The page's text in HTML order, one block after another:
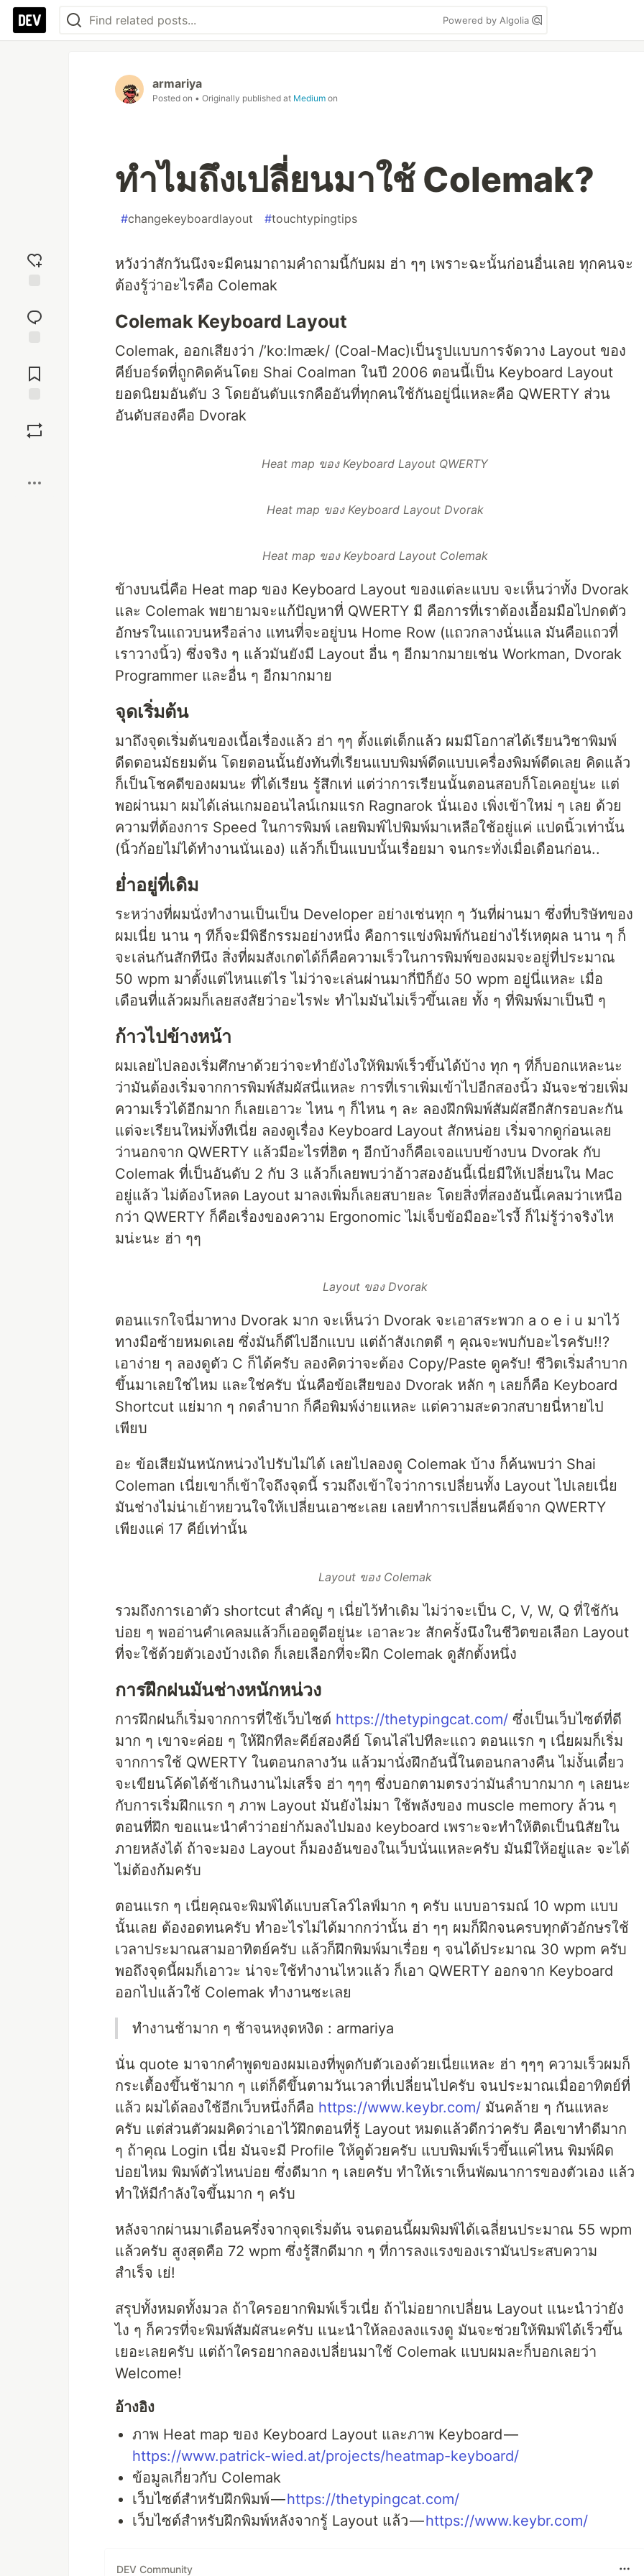
Powered by Algolia
reaction
Comments
armariya
Posted on • Originally published at Medium on
ทำไมถึงเปลี่ยนมาใช้ Colemak?
#changekeyboardlayout #touchtypingtips
หวังว่าสักวันนึงจะมีคนมาถามคำถามนี้กับผม ฮ่า ๆๆ เพราะฉะนั้นก่อนอื่นเลย ทุกคนจะ
ต้องรู้ว่าอะไรคือ Colemak
Colemak Keyboard Layout
Colemak, ออกเสียงว่า /’ko:lmæk/ (Coal-Mac)เป็นรูปแบบการจัดวาง Layout ของ
คีย์บอร์ดที่ถูกคิดค้นโดย Shai Coalman ในปี 2006 ตอนนี้เป็น Keyboard Layout
ยอดนิยมอันดับ 3 โดยอันดับแรกคืออันที่ทุกคนใช้กันอยู่นี่แหละคือ QWERTY ส่วน
อันดับสองคือ Dvorak
Heat map ของ Keyboard Layout QWERTY
Heat map ของ Keyboard Layout Dvorak
Heat map ของ Keyboard Layout Colemak
ข้างบนนี่คือ Heat map ของ Keyboard Layout ของแต่ละแบบ จะเห็นว่าทั้ง Dvorak
และ Colemak พยายามจะแก้ปัญหาที่ QWERTY มี คือการที่เราต้องเอื้อมมือไปกดตัว
อักษรในแถวบนหรือล่าง แทนที่จะอยู่บน Home Row (แถวกลางนั่นแล มันคือแถวที่
เราวางนิ้ว) ซึ่งจริง ๆ แล้วมันยังมี Layout อื่น ๆ อีกมากมายเช่น Workman, Dvorak
Programmer และอื่น ๆ อีกมากมาย
จุดเริ่มต้น
มาถึงจุดเริ่มต้นของเนื้อเรื่องแล้ว ฮ่า ๆๆ ตั้งแต่เด็กแล้ว ผมมีโอกาสได้เรียนวิชาพิมพ์
ดีดตอนมัธยมต้น โดยตอนนั้นยังทันที่เรียนแบบพิมพ์ดีดแบบเครื่องพิมพ์ดีดเลย คิดแล้ว
ก็เป็นโชคดีของผมนะ ที่ได้เรียน รู้สึกเท่ แต่ว่าการเรียนนั้นตอนสอบก็โอเคอยู่นะ แต่
พอผ่านมา ผมได้เล่นเกมออนไลน์เกมแรก Ragnarok นั่นเอง เพิ่งเข้าใหม่ ๆ เลย ด้วย
ความที่ต้องการ Speed ในการพิมพ์ เลยพิมพ์ไปพิมพ์มาเหลือใช้อยู่แค่ แปดนิ้วเท่านั้น
(นิ้วก้อยไม่ได้ทำงานนั่นเอง) แล้วก็เป็นแบบนั้นเรื่อยมา จนกระทั่งเมื่อเดือนก่อน..
ย่ำอยู่ที่เดิม
ระหว่างที่ผมนั่งทำงานเป็นเป็น Developer อย่างเช่นทุก ๆ วันที่ผ่านมา ซึ่งที่บริษัทของ
ผมเนี่ย นาน ๆ ทีก็จะมีพิธีกรรมอย่างหนึ่ง คือการแข่งพิมพ์กันอย่างไร้เหตุผล นาน ๆ ก็
จะเล่นกันสักทีนึง สิ่งที่ผมสังเกตได้ก็คือความเร็วในการพิมพ์ของผมจะอยู่ที่ประมาณ​
50 wpm มาตั้งแต่ไหนแต่ไร ไม่ว่าจะเล่นผ่านมากี่ปีก็ยัง 50 wpm อยู่นี่แหละ เมื่อ
เดือนที่แล้วผมก็เลยสงสัยว่าอะไรฟะ ทำไมมันไม่เร็วขึ้นเลย ทั้ง ๆ ที่พิมพ์มาเป็นปี ๆ
ก้าวไปข้างหน้า
ผมเลยไปลองเริ่มศึกษาด้วยว่าจะทำยังไงให้พิมพ์เร็วขึ้นได้บ้าง ทุก ๆ ที่ก็บอกแหละนะ
ว่ามันต้องเริ่มจากการพิมพ์สัมผัสนี่แหละ การที่เราเพิ่มเข้าไปอีกสองนิ้ว มันจะช่วยเพิ่ม
ความเร็วได้อีกมาก ก็เลยเอาวะ ไหน ๆ ก็ไหน ๆ ละ ลองฝึกพิมพ์สัมผัสอีกสักรอบละกัน
แต่จะเรียนใหม่ทั้งทีเนี่ย ลองดูเรื่อง Keyboard Layout สักหน่อย เริ่มจากดูก่อนเลย
ว่านอกจาก QWERTY แล้วมีอะไรที่ฮิต ๆ อีกบ้างก็คือเจอแบบข้างบน Dvorak กับ
Colemak ที่เป็นอันดับ 2 กับ 3 แล้วก็เลยพบว่าอ้าวสองอันนี้เนี่ยมีให้เปลี่ยนใน Mac
อยู่แล้ว ไม่ต้องโหลด Layout มาลงเพิ่มก็เลยสบายละ โดยสิ่งที่สองอันนี้เคลมว่าเหนือ
กว่า QWERTY ก็คือเรื่องของความ Ergonomic ไม่เจ็บข้อมืออะไรงี้ ก็ไม่รู้ว่าจริงไห
มน่ะนะ ฮ่า ๆๆ
Layout ของ Dvorak
ตอนแรกใจนี่มาทาง Dvorak มาก จะเห็นว่า Dvorak จะเอาสระพวก a o e i u มาไว้
ทางมือซ้ายหมดเลย ซึ่งมันก็ดีไปอีกแบบ แต่ถ้าสังเกตดี ๆ คุณจะพบกับอะไรครับ!!?
เอาง่าย ๆ ลองดูตัว C ก็ได้ครับ ลองคิดว่าจะต้อง Copy/Paste ดูครับ! ชีวิตเริ่มลำบาก
ขึ้นมาเลยใช่ไหม และใช่ครับ นั่นคือข้อเสียของ Dvorak หลัก ๆ เลยก็คือ Keyboard
Shortcut แย่มาก ๆ กดลำบาก ก็คือพิมพ์ง่ายแหละ แต่ความสะดวกสบายนี่หายไป
เพียบ
อะ ข้อเสียมันหนักหน่วงไปรับไม่ได้ เลยไปลองดู Colemak บ้าง ก็ค้นพบว่า Shai
Coleman เนี่ยเขาก็เข้าใจถึงจุดนี้ รวมถึงเข้าใจว่าการเปลี่ยนทั้ง Layout ไปเลยเนี่ย
มันช่างไม่น่าเย้าหยวนใจให้เปลี่ยนเอาซะเลย เลยทำการเปลี่ยนคีย์จาก QWERTY
เพียงแค่ 17 คีย์เท่านั้น
Layout ของ Colemak
รวมถึงการเอาตัว shortcut สำคัญ ๆ เนี่ยไว้ทำเดิม ไม่ว่าจะเป็น C, V, W, Q ที่ใช้กัน
บ่อย ๆ พออ่านคำเคลมแล้วก็เออดูดีอยู่นะ เอาละวะ สักครั้งนึงในชีวิตขอเลือก Layout
ที่จะใช้ด้วยตัวเองบ้างเถิด ก็เลยเลือกที่จะฝึก Colemak ดูสักตั้งหนึ่ง
การฝึกฝนมันช่างหนักหน่วง
การฝึกฝนก็เริ่มจากการที่ใช้เว็บไซต์ https://thetypingcat.com/ ซึ่งเป็นเว็บไซต์ที่ดี
มาก ๆ เขาจะค่อย ๆ ให้ฝึกทีละคีย์สองคีย์ โดนไล่ไปทีละแถว ตอนแรก ๆ เนี่ยผมก็เริ่ม
จากการใช้ QWERTY ในตอนกลางวัน แล้วมานั่งฝึกอันนี้ในตอนกลางคืน ไม่งั้นเดี๋ยว
จะเขียนโค้ดได้ช้าเกินงานไม่เสร็จ ฮ่า ๆๆๆ ซึ่งบอกตามตรงว่ามันลำบากมาก ๆ เลยนะ
กับการเริ่มฝึกแรก ๆ ภาพ Layout มันยังไม่มา ใช้พลังของ muscle memory ล้วน ๆ
ตอนที่ฝึก ขอแนะนำคำว่าอย่าก้มลงไปมอง keyboard เพราะจะทำให้ติดเป็นนิสัยใน
ภายหลังได้ ถ้าจะมอง Layout ก็มองอันของในเว็บนั่นแหละครับ มันมีให้อยู่และ จะได้
ไม่ต้องก้มครับ
ตอนแรก ๆ เนี่ยคุณจะพิมพ์ได้แบบสโลว์ไลฟ์มาก ๆ ครับ แบบอารมณ์ 10 wpm แบบ
นั้นเลย ต้องอดทนครับ ทำอะไรไม่ได้มากกว่านั้น ฮ่า ๆๆ ผมก็ฝึกจนครบทุกตัวอักษรใช้
เวลาประมาณสามอาทิตย์ครับ แล้วก็ฝึกพิมพ์มาเรื่อย ๆ จนได้ประมาณ 30 wpm ครับ
พอถึงจุดนี้ผมก็เอาวะ น่าจะใช้ทำงานไหวแล้ว ก็เอา QWERTY ออกจาก Keyboard
ออกไปแล้วใช้ Colemak ทำงานซะเลย
ทำงานช้ามาก ๆ ช้าจนหงุดหงิด : armariya
นั่น quote มาจากคำพูดของผมเองที่พูดกับตัวเองด้วยเนี่ยแหละ ฮ่า ๆๆๆ ความเร็วผมก็
กระเตื้องขึ้นช้ามาก ๆ แต่ก็ดีขึ้นตามวันเวลาที่เปลี่ยนไปครับ จนประมาณเมื่ออาทิตย์ที่
แล้ว ผมได้ลองใช้อีกเว็บหนึ่งก็คือ https://www.keybr.com/ มันคล้าย ๆ กันแหละ
ครับ แต่ส่วนตัวผมคิดว่าเอาไว้ฝึกตอนที่รู้ Layout หมดแล้วดีกว่าครับ คือเขาทำดีมาก
ๆ ถ้าคุณ Login เนี่ย มันจะมี Profile ให้ดูด้วยครับ แบบพิมพ์เร็วขึ้นแค่ไหน พิมพ์ผิด
บ่อยไหม พิมพ์ตัวไหนบ่อย ซึ่งดีมาก ๆ เลยครับ ทำให้เราเห็นพัฒนาการของตัวเอง แล้ว
ทำให้มีกำลังใจขึ้นมาก ๆ ครับ
หลังจากผ่านมาเดือนครึ่งจากจุดเริ่มต้น จนตอนนี้ผมพิมพ์ได้เฉลี่ยนประมาณ 55 wpm
แล้วครับ สูงสุดคือ 72 wpm ซึ่งรู้สึกดีมาก ๆ ที่การลงแรงของเรามันประสบความ
สำเร็จ เย่!
สรุปทั้งหมดทั้งมวล ถ้าใครอยากพิมพ์เร็วเนี่ย ถ้าไม่อยากเปลี่ยน Layout แนะนำว่ายัง
ไง ๆ ก็ควรที่จะพิมพ์สัมผัสนะครับ แนะนำให้ลองลงแรงดู มันจะช่วยให้พิมพ์ได้เร็วขึ้น
เยอะเลยครับ แต่ถ้าใครอยากลองเปลี่ยนมาใช้ Colemak แบบผมละก็บอกเลยว่า
Welcome!
อ้างอิง
ภาพ Heat map ของ Keyboard Layout และภาพ Keyboard —
https://www.patrick-wied.at/projects/heatmap-keyboard/
ข้อมูลเกี่ยวกับ Colemak
เว็บไซต์สำหรับฝึกพิมพ์ —https://thetypingcat.com/
เว็บไซต์สำหรับฝึกพิมพ์หลังจากรู้ Layout แล้ว —https://www.keybr.com/
DEV Community